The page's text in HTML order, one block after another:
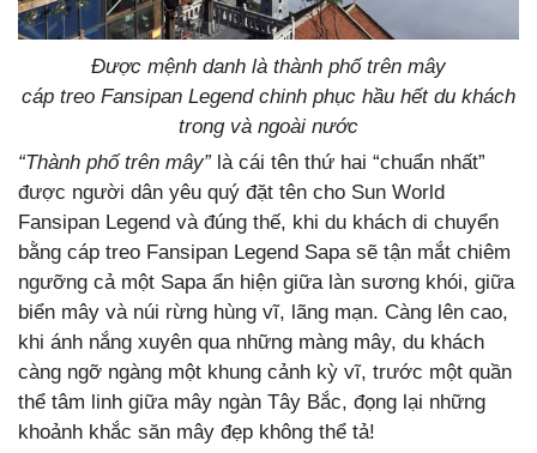
Được mệnh danh là thành phố trên mây
cáp treo Fansipan Legend chinh phục hầu hết du khách
trong và ngoài nước
“Thành phố trên mây”là cái tên thứ hai “chuẩn nhất”
được người dân yêu quý đặt tên cho Sun World
Fansipan Legend và đúng thế, khi du khách di chuyển
bằng cáp treo Fansipan Legend Sapa sẽ tận mắt chiêm
ngưỡng cả một Sapa ẩn hiện giữa làn sương khói, giữa
biển mây và núi rừng hùng vĩ, lãng mạn. Càng lên cao,
khi ánh nắng xuyên qua những màng mây, du khách
càng ngỡ ngàng một khung cảnh kỳ vĩ, trước một quần
thể tâm linh giữa mây ngàn Tây Bắc, đọng lại những
khoảnh khắc săn mây đẹp không thể tả!